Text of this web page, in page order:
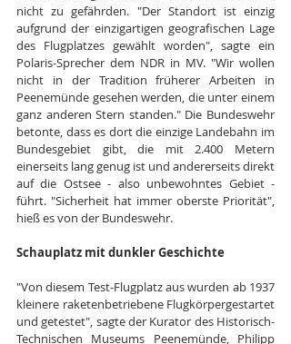
nicht zu gefährden. "Der Standort ist einzig
aufgrund der einzigartigen geografischen Lage
des Flugplatzes gewählt worden", sagte ein
Polaris-Sprecher dem NDR in MV. "Wir wollen
nicht in der Tradition früherer Arbeiten in
Peenemünde gesehen werden, die unter einem
ganz anderen Stern standen." Die Bundeswehr
betonte, dass es dort die einzige Landebahn im
Bundesgebiet gibt, die mit 2.400 Metern
einerseits lang genug ist und andererseits direkt
auf die Ostsee - also unbewohntes Gebiet -
führt. "Sicherheit hat immer oberste Priorität",
hieß es von der Bundeswehr.
Schauplatz mit dunkler Geschichte
"Von diesem Test-Flugplatz aus wurden ab 1937
kleinere raketenbetriebene Flugkörpergestartet
und getestet", sagte der Kurator des Historisch-
Technischen Museums Peenemünde, Philipp